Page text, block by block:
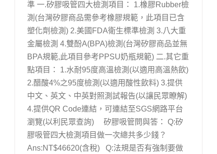
準 一.矽膠吸管四大檢測項目： 1.橡膠Rubber檢
測(台灣矽膠商品需參考橡膠規範，此項目已含
塑化劑檢測) 2.美國FDA衛生標準檢測 3.八大重
金屬檢測 4.雙酚A(BPA)檢測(台灣矽膠商品並無
BPA規範,此項目參考PPSU奶瓶規範) 二.其它重
點項目： 1.水耐95度高溫檢測(以適用高溫熱飲)
2.醋酸4%之95度檢測(以適用酸性飲料) 3.提供
中文、英文、中英對照測試報告(以讓民眾瞭解)
4.提供QR Code連結，可連結至SGS網路平台
瀏覽(以利民眾查詢) 矽膠吸管問與答： Q:矽
膠吸管四大檢測項目做一次總共多少錢？
Ans:NT$46620(含稅) Q:法規是否有強制要做